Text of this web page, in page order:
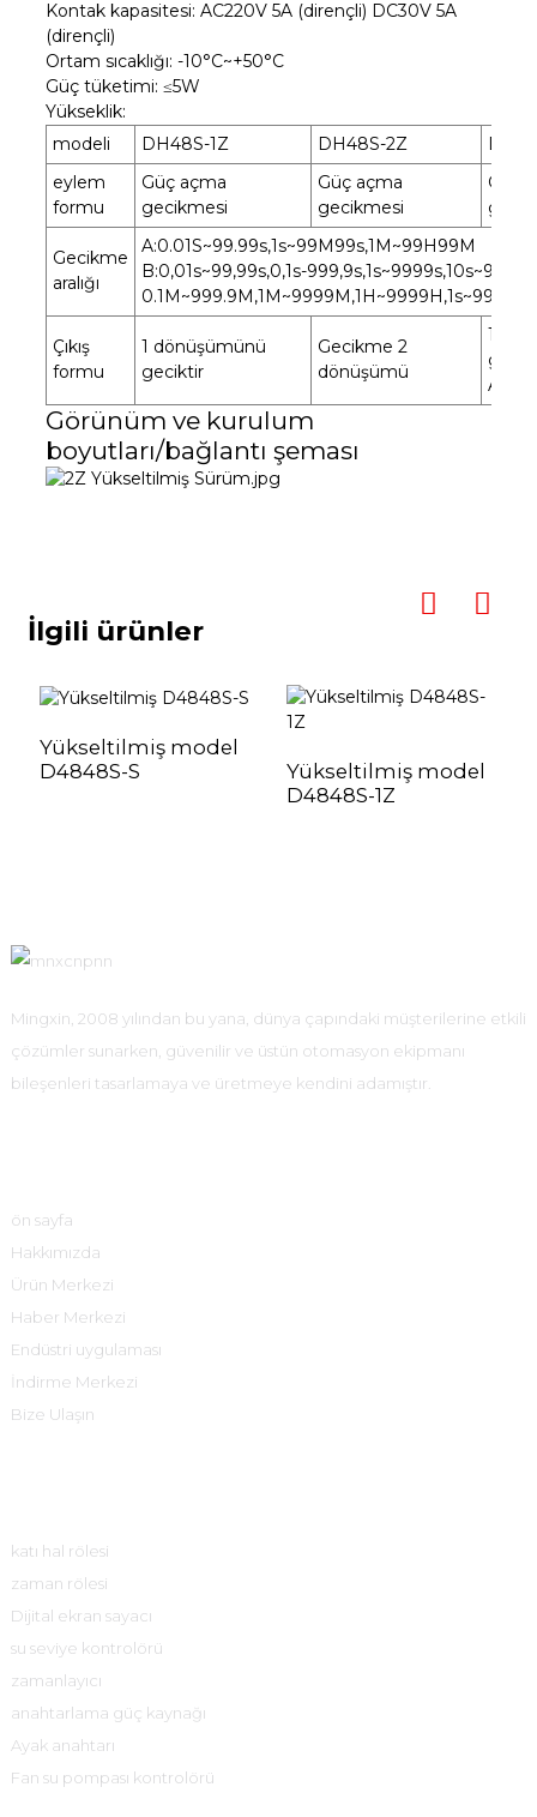
Kontak kapasitesi: AC220V 5A (dirençli) DC30V 5A
(dirençli)
Ortam sıcaklığı: -10°C~+50°C
Güç tüketimi: ≤5W
Yükseklik:
modeli
DH48S-1Z DH48S-2Z
eylem
formu
Güç açma
gecikmesi
Güç açma
gecikmesi
Güç
Gecikme
aralığı
A:0.01S~99.99s,1s~99M99s,1M~99H99M
B:0,01s~99,99s,0,1s-
Çıkış
formu
1 dönüşümünü
geciktir
Gecikme 2
dönüşümü
1
Anlık
Görünüm ve kurulum
boyutları/bağlantı şeması
İlgili ürünler
Yükseltilmiş model
D4848S-S
Yükseltilmiş model
D4848S-1Z
Mingxin, 2008 yılından bu yana, dünya çapındaki müşterilerine etkili
çözümler sunarken, güvenilir ve üstün otomasyon ekipmanı
bileşenleri tasarlamaya ve üretmeye kendini adamıştır.
ön sayfa
Hakkımızda
Ürün Merkezi
Haber Merkezi
Endüstri uygulaması
İndirme Merkezi
Bize Ulaşın
katı hal rölesi
zaman rölesi
Dijital ekran sayacı
su seviye kontrolörü
zamanlayıcı
anahtarlama güç kaynağı
Ayak anahtarı
Fan su pompası kontrolörü